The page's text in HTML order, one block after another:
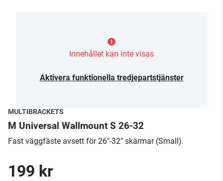
Innehållet kan inte visas
Aktivera funktionella tredjepartstjänster
MULTIBRACKETS
M Universal Wallmount S 26-32
Fast väggfäste avsett för 26"-32" skärmar (Small).
199 kr